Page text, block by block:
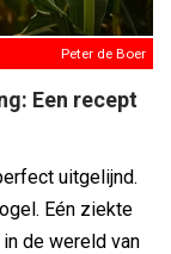
Peter de Boer
Een recept
uitgelijnd.
Eén ziekte
de wereld van